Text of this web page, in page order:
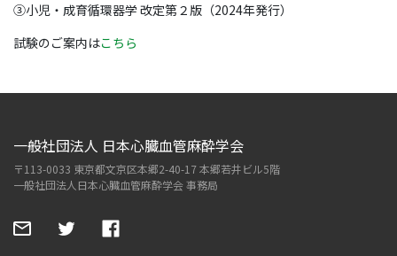
③小児・成育循環器学 改定第２版（2024年発行）
試験のご案内はこちら
一般社団法人 日本心臓血管麻酔学会
〒113-0033 東京都文京区本郷2-40-17 本郷若井ビル5階
一般社団法人日本心臓血管麻酔学会 事務局